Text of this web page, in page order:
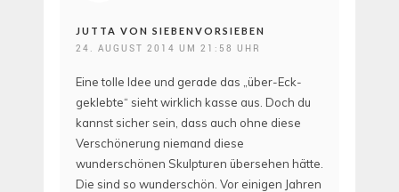
JUTTA VON SIEBENVORSIEBEN
24. AUGUST 2014 UM 21:58 UHR
Eine tolle Idee und gerade das „über-Eck-
geklebte“ sieht wirklich kasse aus. Doch du
kannst sicher sein, dass auch ohne diese
Verschönerung niemand diese
wunderschönen Skulpturen übersehen hätte.
Die sind so wunderschön. Vor einigen Jahren